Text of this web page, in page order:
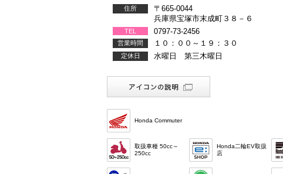
住所
〒665-0044
兵庫県宝塚市末成町３８－６
TEL 0797-73-2456
営業時間 １０：００～１９：３０
定休日 水曜日 第三木曜日
Honda Commuter
取扱車種 50cc～
250cc
Honda二輪EV取扱
店